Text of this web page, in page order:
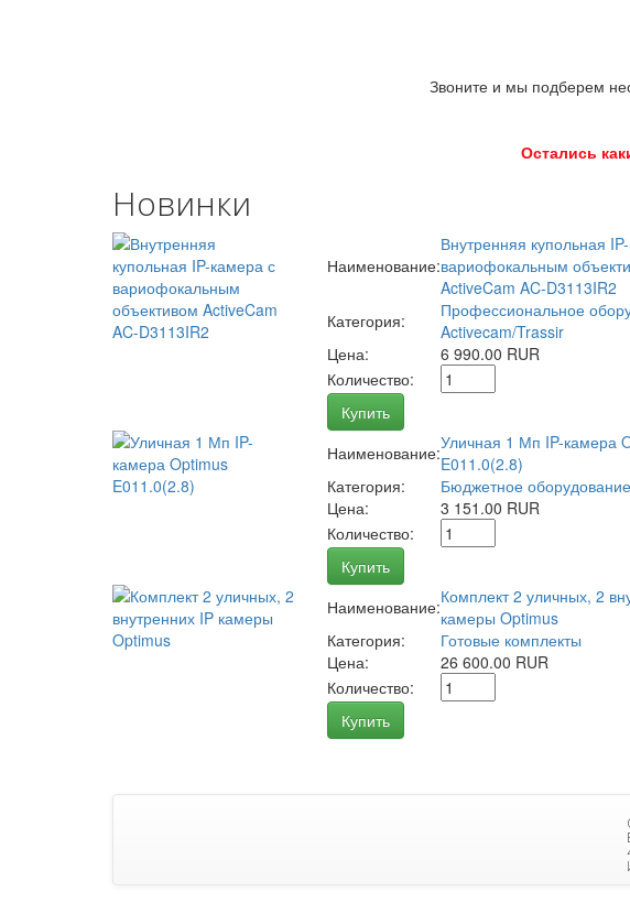
Звоните и мы подберем
Остались
Новинки
Наименование:
Внутренняя купольная
вариофокальным
ActiveCam AC-D3113IR2
Категория:
Профессиональное
Activecam/Trassir
Цена:
6 990.00 RUR
Количество:
Купить
Наименование:Уличная 1 Мп IP-камера
E011.0(2.8)
Категория:
Бюджетное
Цена:
3 151.00 RUR
Количество:
Купить
Наименование:Комплект 2 уличных, 2
камеры Optimus
Категория:
Готовые комплекты
Цена:
26 600.00 RUR
Количество:
Купить